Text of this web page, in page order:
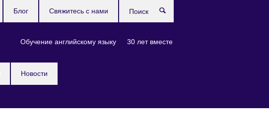
Новости
Обучение английскому языку 30 лет вместе
Блог Свяжитесь с нами